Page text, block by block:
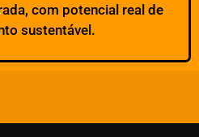
com potencial real de
sustentável.